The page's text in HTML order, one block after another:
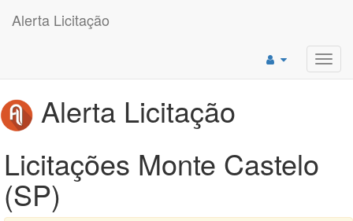
Alerta Licitação
Alerta Licitação
Licitações Monte Castelo
(SP)